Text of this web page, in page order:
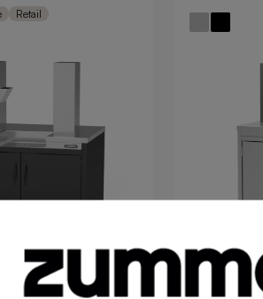
Retail